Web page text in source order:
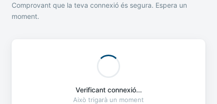
Comprovant que la teva connexió és segura. Espera un
moment.
Verificant connexió...
Això trigarà un moment